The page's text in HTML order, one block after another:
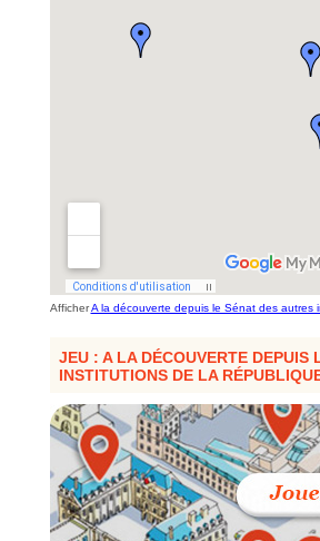
AfficherA la découverte depuis le Sénat des autres
JEU : A LA DÉCOUVERTE DEPUIS
INSTITUTIONS DE LA